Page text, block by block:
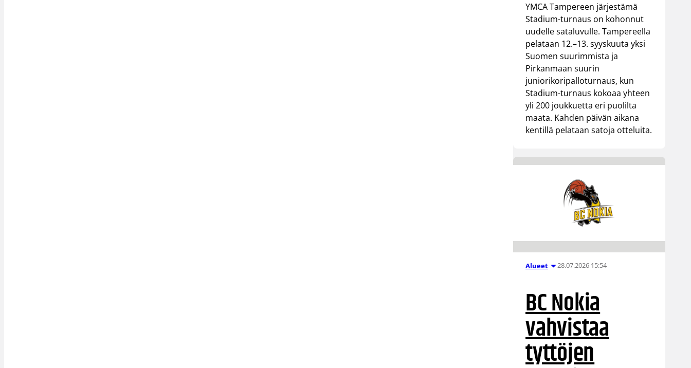
YMCA Tampereen järjestämä
Stadium-turnaus on kohonnut
uudelle sataluvulle. Tampereella
pelataan 12.–13. syyskuuta yksi
Suomen suurimmista ja
Pirkanmaan suurin
juniorikoripalloturnaus, kun
Stadium-turnaus kokoaa yhteen
yli 200 joukkuetta eri puolilta
maata. Kahden päivän aikana
kentillä pelataan satoja otteluita.
Alueet 28.07.2026 15:54
BC Nokia
vahvistaa
tyttöjen